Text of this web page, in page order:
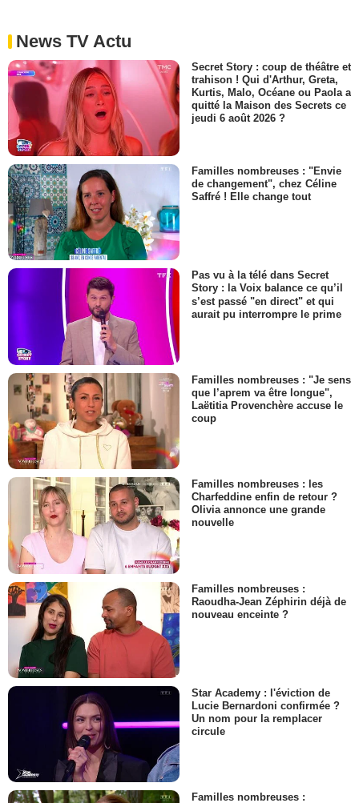
News TV Actu
Secret Story : coup de théâtre et
trahison ! Qui d'Arthur, Greta,
Kurtis, Malo, Océane ou Paola a
quitté la Maison des Secrets ce
jeudi 6 août 2026 ?
Familles nombreuses : "Envie
de changement", chez Céline
Saffré ! Elle change tout
Pas vu à la télé dans Secret
Story : la Voix balance ce qu’il
s’est passé "en direct" et qui
aurait pu interrompre le prime
Familles nombreuses : "Je sens
que l’aprem va être longue",
Laëtitia Provenchère accuse le
coup
Familles nombreuses : les
Charfeddine enfin de retour ?
Olivia annonce une grande
nouvelle
Familles nombreuses :
Raoudha-Jean Zéphirin déjà de
nouveau enceinte ?
Star Academy : l'éviction de
Lucie Bernardoni confirmée ?
Un nom pour la remplacer
circule
Familles nombreuses :